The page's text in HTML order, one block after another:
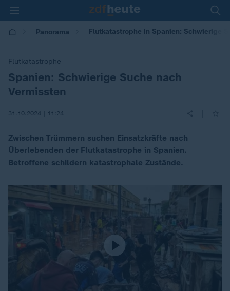
Panorama Flutkatastrophe in Spanien: Schwierige
Flutkatastrophe
:
Spanien: Schwierige Suche nach
Vermissten
31.10.2024 | 11:24
Zwischen Trümmern suchen Einsatzkräfte nach
Überlebenden der Flutkatastrophe in Spanien.
Betroffene schildern katastrophale Zustände.